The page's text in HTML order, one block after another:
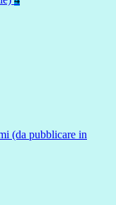
(da pubblicare in